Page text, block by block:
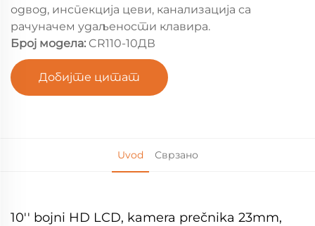
одвод, инспекција цеви, канализација са
рачуначем удаљености клавира.
Број модела: CR110-10ДВ
Добијте цитат
Uvod Сврзано
10'' bojni HD LCD, kamera prečnika 23mm,